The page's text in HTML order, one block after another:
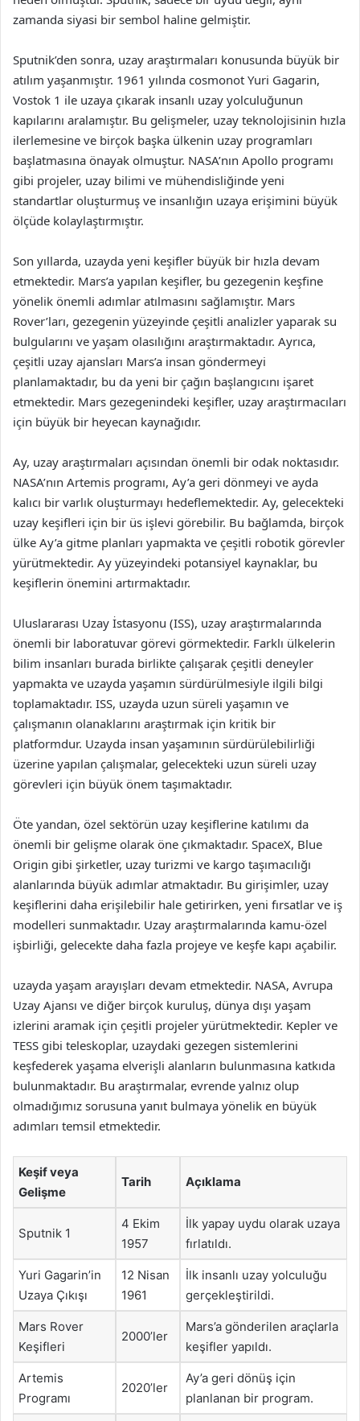
zamanda siyasi bir sembol haline gelmiştir.
Sputnik’den sonra, uzay araştırmaları konusunda büyük bir
atılım yaşanmıştır. 1961 yılında cosmonot Yuri Gagarin,
Vostok 1 ile uzaya çıkarak insanlı uzay yolculuğunun
kapılarını aralamıştır. Bu gelişmeler, uzay teknolojisinin hızla
ilerlemesine ve birçok başka ülkenin uzay programları
başlatmasına önayak olmuştur. NASA’nın Apollo programı
gibi projeler, uzay bilimi ve mühendisliğinde yeni
standartlar oluşturmuş ve insanlığın uzaya erişimini büyük
ölçüde kolaylaştırmıştır.
Son yıllarda, uzayda yeni keşifler büyük bir hızla devam
etmektedir. Mars’a yapılan keşifler, bu gezegenin keşfine
yönelik önemli adımlar atılmasını sağlamıştır. Mars
Rover’ları, gezegenin yüzeyinde çeşitli analizler yaparak su
bulgularını ve yaşam olasılığını araştırmaktadır. Ayrıca,
çeşitli uzay ajansları Mars’a insan göndermeyi
planlamaktadır, bu da yeni bir çağın başlangıcını işaret
etmektedir. Mars gezegenindeki keşifler, uzay araştırmacıları
için büyük bir heyecan kaynağıdır.
Ay, uzay araştırmaları açısından önemli bir odak noktasıdır.
NASA’nın Artemis programı, Ay’a geri dönmeyi ve ayda
kalıcı bir varlık oluşturmayı hedeflemektedir. Ay, gelecekteki
uzay keşifleri için bir üs işlevi görebilir. Bu bağlamda, birçok
ülke Ay’a gitme planları yapmakta ve çeşitli robotik görevler
yürütmektedir. Ay yüzeyindeki potansiyel kaynaklar, bu
keşiflerin önemini artırmaktadır.
Uluslararası Uzay İstasyonu (ISS), uzay araştırmalarında
önemli bir laboratuvar görevi görmektedir. Farklı ülkelerin
bilim insanları burada birlikte çalışarak çeşitli deneyler
yapmakta ve uzayda yaşamın sürdürülmesiyle ilgili bilgi
toplamaktadır. ISS, uzayda uzun süreli yaşamın ve
çalışmanın olanaklarını araştırmak için kritik bir
platformdur. Uzayda insan yaşamının sürdürülebilirliği
üzerine yapılan çalışmalar, gelecekteki uzun süreli uzay
görevleri için büyük önem taşımaktadır.
Öte yandan, özel sektörün uzay keşiflerine katılımı da
önemli bir gelişme olarak öne çıkmaktadır. SpaceX, Blue
Origin gibi şirketler, uzay turizmi ve kargo taşımacılığı
alanlarında büyük adımlar atmaktadır. Bu girişimler, uzay
keşiflerini daha erişilebilir hale getirirken, yeni fırsatlar ve iş
modelleri sunmaktadır. Uzay araştırmalarında kamu-özel
işbirliği, gelecekte daha fazla projeye ve keşfe kapı açabilir.
uzayda yaşam arayışları devam etmektedir. NASA, Avrupa
Uzay Ajansı ve diğer birçok kuruluş, dünya dışı yaşam
izlerini aramak için çeşitli projeler yürütmektedir. Kepler ve
TESS gibi teleskoplar, uzaydaki gezegen sistemlerini
keşfederek yaşama elverişli alanların bulunmasına katkıda
bulunmaktadır. Bu araştırmalar, evrende yalnız olup
olmadığımız sorusuna yanıt bulmaya yönelik en büyük
adımları temsil etmektedir.
Keşif veya
Gelişme
Tarih Açıklama
Sputnik 1
4 Ekim
1957
İlk yapay uydu olarak uzaya
fırlatıldı.
Yuri Gagarin’in
Uzaya Çıkışı
12 Nisan
1961
İlk insanlı uzay yolculuğu
gerçekleştirildi.
Mars Rover
Keşifleri
2000’ler
Mars’a gönderilen araçlarla
keşifler yapıldı.
Artemis
Programı
2020’ler
Ay’a geri dönüş için
planlanan bir program.